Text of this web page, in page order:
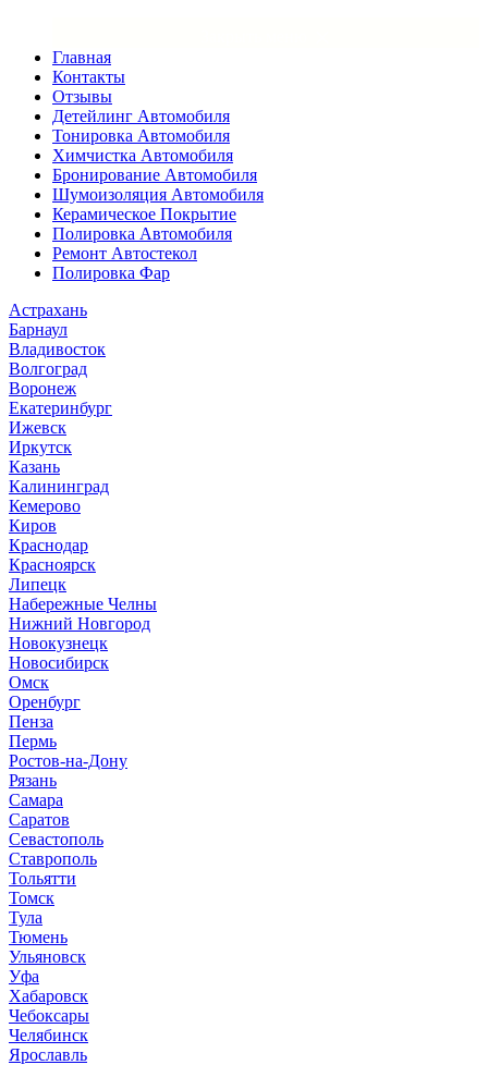
Главная
Контакты
Отзывы
Детейлинг Автомобиля
Тонировка Автомобиля
Химчистка Автомобиля
Бронирование Автомобиля
Шумоизоляция Автомобиля
Керамическое Покрытие
Полировка Автомобиля
Ремонт Автостекол
Полировка Фар
Астрахань
Барнаул
Владивосток
Волгоград
Воронеж
Екатеринбург
Ижевск
Иркутск
Казань
Калининград
Кемерово
Киров
Краснодар
Красноярск
Липецк
Набережные Челны
Нижний Новгород
Новокузнецк
Новосибирск
Омск
Оренбург
Пенза
Пермь
Ростов-на-Дону
Рязань
Самара
Саратов
Севастополь
Ставрополь
Тольятти
Томск
Тула
Тюмень
Ульяновск
Уфа
Хабаровск
Чебоксары
Челябинск
Ярославль